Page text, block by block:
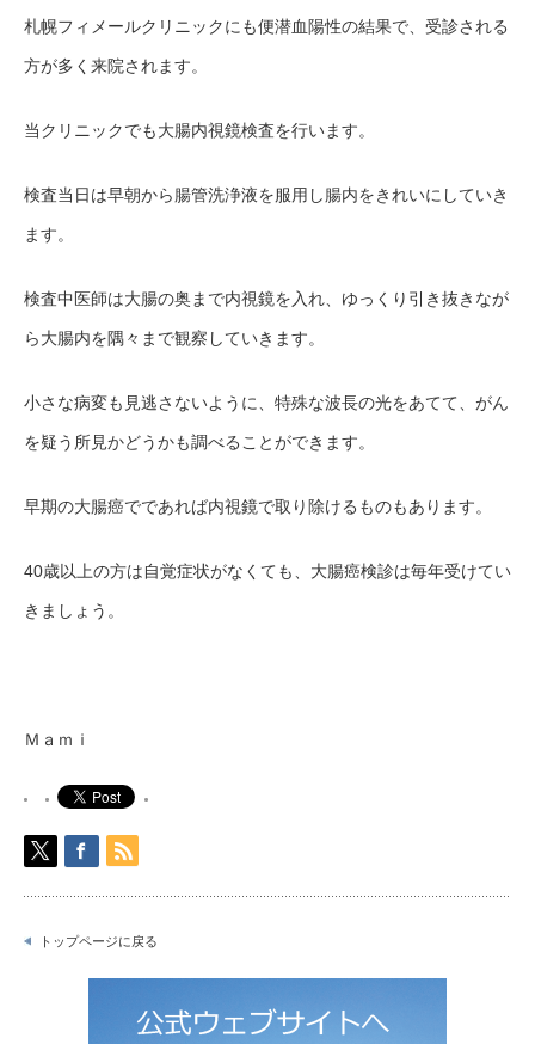
札幌フィメールクリニックにも便潜血陽性の結果で、受診される
方が多く来院されます。
当クリニックでも大腸内視鏡検査を行います。
検査当日は早朝から腸管洗浄液を服用し腸内をきれいにしていき
ます。
検査中医師は大腸の奥まで内視鏡を入れ、ゆっくり引き抜きなが
ら大腸内を隅々まで観察していきます。
小さな病変も見逃さないように、特殊な波長の光をあてて、がん
を疑う所見かどうかも調べることができます。
早期の大腸癌でであれば内視鏡で取り除けるものもあります。
40歳以上の方は自覚症状がなくても、大腸癌検診は毎年受けてい
きましょう。
Ｍａｍｉ
トップページに戻る